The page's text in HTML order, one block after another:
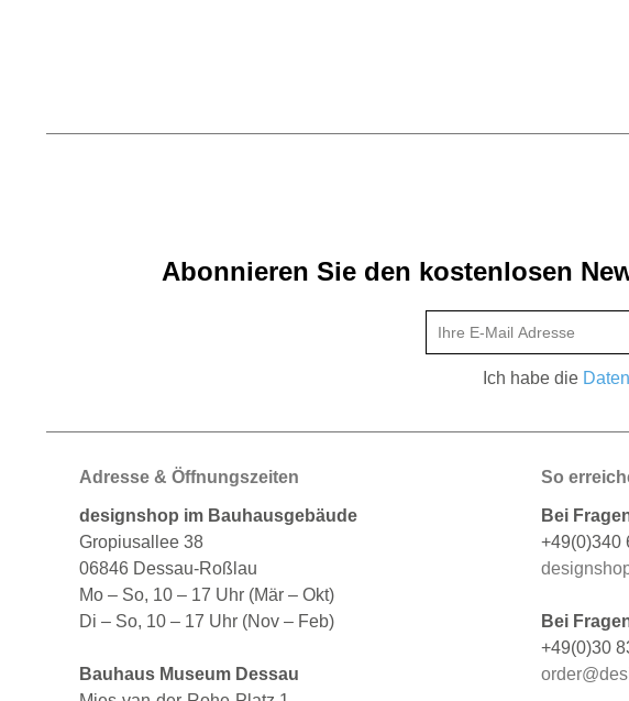
Abonnieren Sie den kostenlosen
Ich habe die
Adresse & Öffnungszeiten
designshop im Bauhausgebäude
Gropiusallee 38
06846 Dessau-Roßlau
Mo – So, 10 – 17 Uhr (Mär – Okt)
Di – So, 10 – 17 Uhr (Nov – Feb)
Bauhaus Museum Dessau
So
Bei
+49(0)340
Bei
+49(0)30